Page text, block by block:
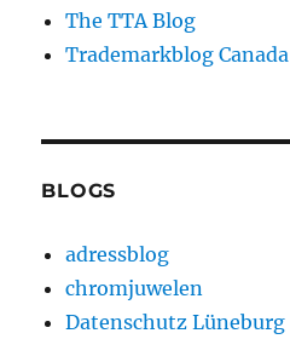
The TTA Blog
Trademarkblog Canada
BLOGS
adressblog
chromjuwelen
Datenschutz Lüneburg